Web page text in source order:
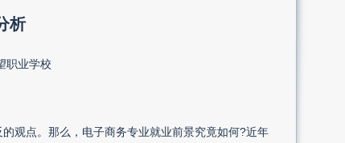
析
职业学校
观点。那么，电子商务专业就业前景究竟如何?近年